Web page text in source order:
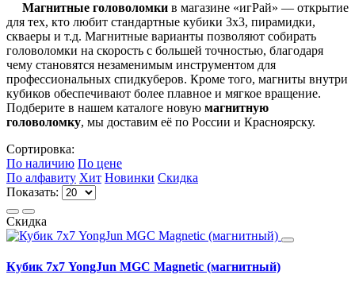
Магнитные головоломки в магазине «игРай» — открытие
для тех, кто любит стандартные кубики 3x3, пирамидки,
скваеры и т.д. Магнитные варианты позволяют собирать
головоломки на скорость с большей точностью, благодаря
чему становятся незаменимым инструментом для
профессиональных спидкуберов. Кроме того, магниты внутри
кубиков обеспечивают более плавное и мягкое вращение.
Подберите в нашем каталоге новую магнитную
головоломку, мы доставим её по России и Красноярску.
Сортировка:
По наличию По цене
По алфавиту Хит Новинки Скидка
Показать:
Скидка
Кубик 7х7 YongJun MGC Magnetic (магнитный)